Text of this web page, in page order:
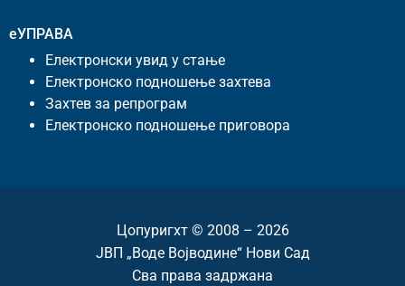
еУПРАВА
Електронски увид у стање
Електронско подношење захтева
Захтев за репрограм
Електронско подношење приговора
Цопyригхт © 2008 – 2026
ЈВП „Воде Војводине“ Нови Сад
Сва права задржана